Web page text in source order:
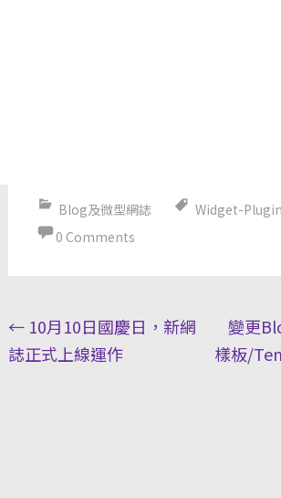
Blog及微型網誌 Widget-
0 Comments
Post
navigation
←10月10日國慶日，新網
誌正式上線運作
變更
樣板/